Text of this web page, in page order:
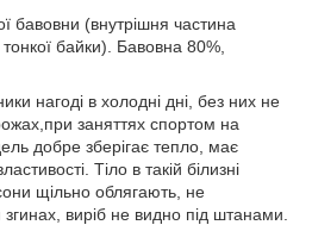
бавовни (внутрішня частина
байки). Бавовна 80%,
нагоді в холодні дні, без них не
заняттях спортом на
добре зберігає тепло, має
Тіло в такій білизні
щільно облягають, не
виріб не видно під штанами.